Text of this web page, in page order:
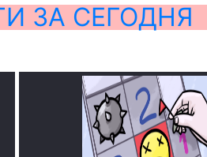
ЗА СЕГОДНЯ